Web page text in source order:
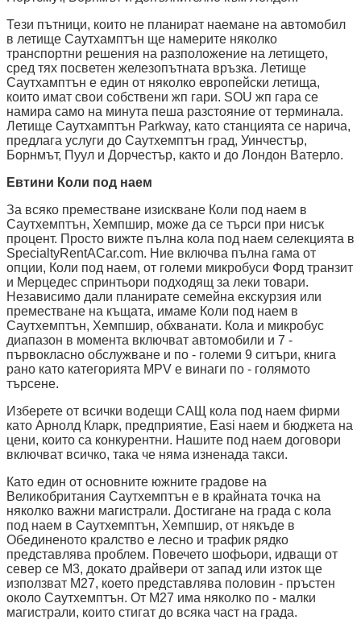
Тези пътници, които не планират наемане на автомобил
в летище Саутхамптън ще намерите няколко
транспортни решения на разположение на летището,
сред тях посветен железопътната връзка. Летище
Саутхамптън е един от няколко европейски летища,
които имат свои собствени жп гари. SOU жп гара се
намира само на минута пеша разстояние от терминала.
Летище Саутхамптън Parkway, като станцията се нарича,
предлага услуги до Саутхемптън град, Уинчестър,
Борнмът, Пуул и Дорчестър, както и до Лондон Ватерло.
Евтини Коли под наем
За всяко преместване изискване Коли под наем в
Саутхемптън, Хемпшир, може да се търси при нисък
процент. Просто вижте пълна кола под наем селекцията в
SpecialtyRentACar.com. Ние включва пълна гама от
опции, Коли под наем, от големи микробуси Форд транзит
и Мерцедес спринтьори подходящ за леки товари.
Независимо дали планирате семейна екскурзия или
преместване на къщата, имаме Коли под наем в
Саутхемптън, Хемпшир, обхванати. Кола и микробус
диапазон в момента включват автомобили и 7 -
първокласно обслужване и по - големи 9 ситъри, книга
рано като категорията MPV е винаги по - голямото
търсене.
Изберете от всички водещи САЩ кола под наем фирми
като Арнолд Кларк, предприятие, Easi наем и бюджета на
цени, които са конкурентни. Нашите под наем договори
включват всичко, така че няма изненада такси.
Като един от основните южните градове на
Великобритания Саутхемптън е в крайната точка на
няколко важни магистрали. Достигане на града с кола
под наем в Саутхемптън, Хемпшир, от някъде в
Обединеното кралство е лесно и трафик рядко
представлява проблем. Повечето шофьори, идващи от
север се М3, докато драйвери от запад или изток ще
използват M27, което представлява половин - пръстен
около Саутхемптън. От M27 има няколко по - малки
магистрали, които стигат до всяка част на града.